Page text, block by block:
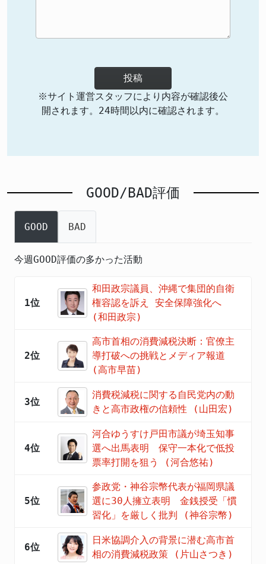
投稿
※サイト運営スタッフにより内容が確認後公
開されます。24時間以内に確認されます。
GOOD/BAD評価
GOOD BAD
今週GOOD評価の多かった活動
1位
和田政宗議員、沖縄で集団的自衛
権容認を訴え 安全保障強化へ
(和田政宗)
2位
高市首相の消費減税決断：官僚主
導打破への挑戦とメディア報道
(高市早苗)
3位
消費税減税に関する自民党内の動
きと高市政権の信頼性 (山田宏)
4位
河合ゆうすけ戸田市議が埼玉知事
選へ出馬表明 保守一本化で低投
票率打開を狙う (河合悠祐)
5位
参政党・神谷宗幣代表が福岡県議
選に30人擁立表明 金銭授受「慣
習化」を厳しく批判 (神谷宗幣)
6位
日米協調介入の背景に潜む高市首
相の消費減税政策 (片山さつき)